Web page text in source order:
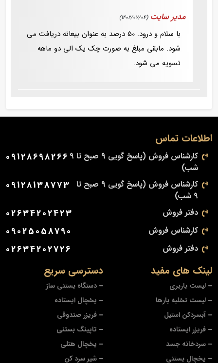
مدیر سایت (1402/07/04)
با سلام و درود. 50 درصد به عنوان بیعانه دریافت می
شود. مابقی مبلغ به صورت چک یک الی دو ماهه
تسویه می شود.
دسترسی سریع
دستگاه بستنی ساز
یخچال ایستاده
فریزر صندوقی
تاپینگ بستنی
یخچال هتلی
شیر سرد کن
لینک های مفید
لیست باربری
لیست تخلیه بارها
آبسردکن استیل
فریزر ایستاده
سردخانه جسد
یخچال بستنی
اطلاعات تماس
کارشناس فروش (پاسخ گویی 9 صبح تا 9
شب)
09128698266
کارشناس فروش (پاسخ گویی 9 صبح تا
9 شب)
09128138773
دفتر فروش 02634202423
کارشناس فروش 09025058790
دفتر فروش 02634202726